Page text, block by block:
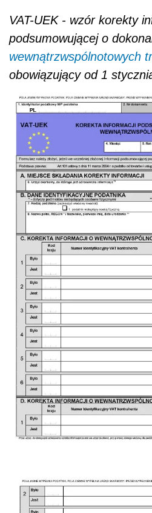
VAT-UEK - wzór korekty
podsumowującej o
wewnątrzwspólnotowych
obowiązujący od 1